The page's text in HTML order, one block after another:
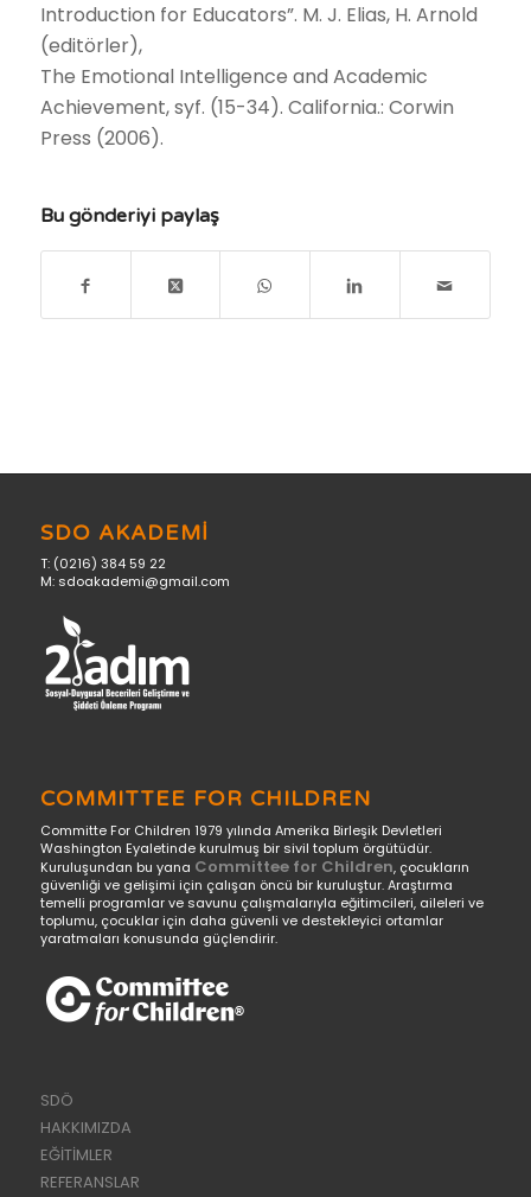
Introduction for Educators”. M. J. Elias, H. Arnold
(editörler),
The Emotional Intelligence and Academic
Achievement, syf. (15-34). California.: Corwin
Press (2006).
Bu gönderiyi paylaş
SDO AKADEMİ
T: (0216) 384 59 22
M: sdoakademi@gmail.com
COMMITTEE FOR CHILDREN
Committe For Children 1979 yılında Amerika Birleşik Devletleri
Washington Eyaletinde kurulmuş bir sivil toplum örgütüdür.
Kuruluşundan bu yana Committee for Children, çocukların
güvenliği ve gelişimi için çalışan öncü bir kuruluştur. Araştırma
temelli programlar ve savunu çalışmalarıyla eğitimcileri, aileleri ve
toplumu, çocuklar için daha güvenli ve destekleyici ortamlar
yaratmaları konusunda güçlendirir.
SDÖ
HAKKIMIZDA
EĞİTİMLER
REFERANSLAR